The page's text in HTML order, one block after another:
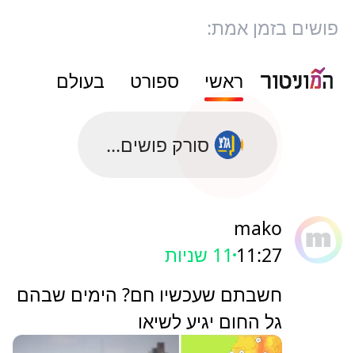
פושים בזמן אמת:
ראשי ספורט בעולם
סורק פושים...
mako
11:27 13 שניות
חשבתם שעכשיו חם? הימים שבהם
גל החום יגיע לשיאו